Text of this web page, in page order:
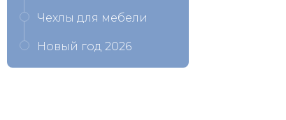
Чехлы для мебели
Новый год 2026